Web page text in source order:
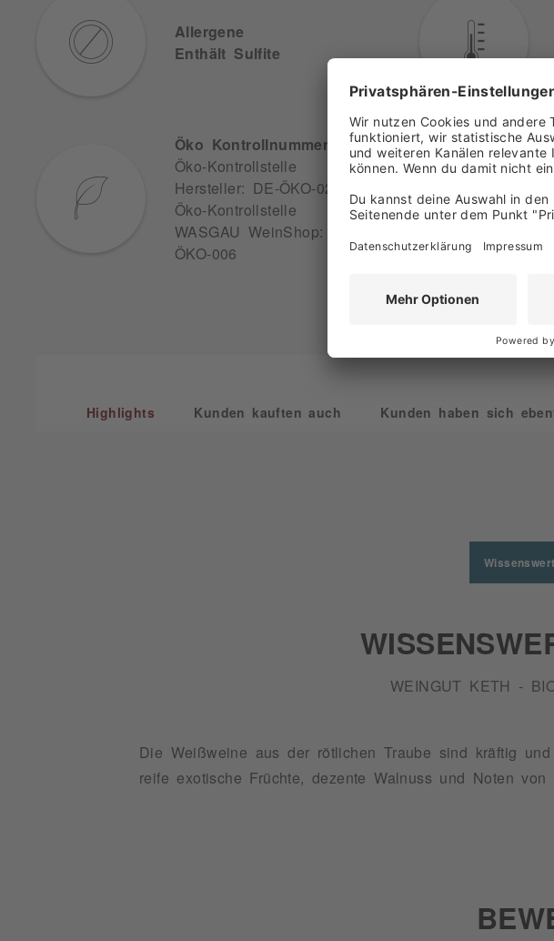
Allergene
Enthält Sulfite
Öko Kontrollnummer
Öko-Kontrollstelle
Hersteller: DE-ÖKO-022
Öko-Kontrollstelle
WASGAU WeinShop: DE-
ÖKO-006
Highlights Kunden kauften auch Kunden haben sich
WEINGUT KETH -
Die Weißweine aus der rötlichen Traube sind kräftig
reife exotische Früchte, dezente Walnuss und Noten von